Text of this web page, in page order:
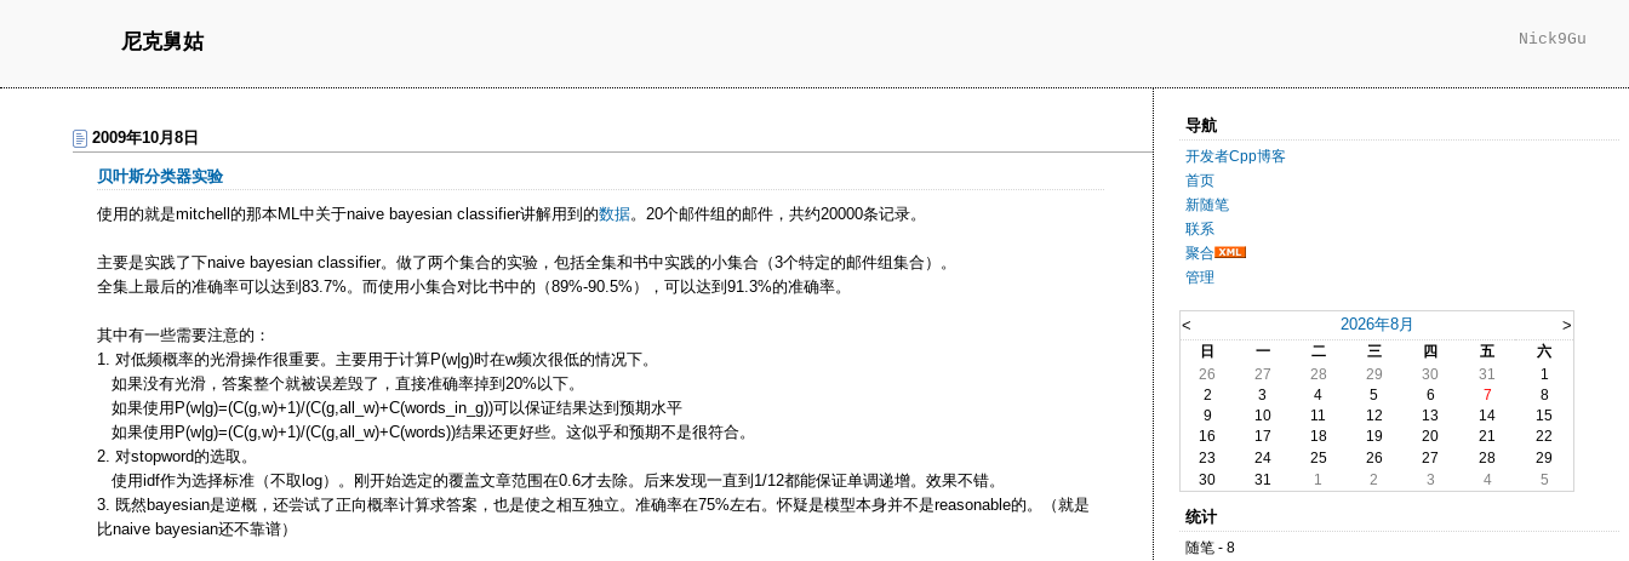
尼克舅姑 Nick9Gu
2009年10月8日
贝叶斯分类器实验
使用的就是mitchell的那本ML中关于naive bayesian classifier讲解用到的数据。20个邮件组的邮件，共约20000条记录。
主要是实践了下naive bayesian classifier。做了两个集合的实验，包括全集和书中实践的小集合（3个特定的邮件组集合）。
全集上最后的准确率可以达到83.7%。而使用小集合对比书中的（89%-90.5%），可以达到91.3%的准确率。
其中有一些需要注意的：
1. 对低频概率的光滑操作很重要。主要用于计算P(w|g)时在w频次很低的情况下。
如果没有光滑，答案整个就被误差毁了，直接准确率掉到20%以下。
如果使用P(w|g)=(C(g,w)+1)/(C(g,all_w)+C(words_in_g))可以保证结果达到预期水平
如果使用P(w|g)=(C(g,w)+1)/(C(g,all_w)+C(words))结果还更好些。这似乎和预期不是很符合。
2. 对stopword的选取。
使用idf作为选择标准（不取log）。刚开始选定的覆盖文章范围在0.6才去除。后来发现一直到1/12都能保证单调递增。效果不错。
3. 既然bayesian是逆概，还尝试了正向概率计算求答案，也是使之相互独立。准确率在75%左右。怀疑是模型本身并不是reasonable的。（就是
比naive bayesian还不靠谱）
导航
开发者Cpp博客
首页
新随笔
联系
聚合
管理
< 2026年8月 >
日 一 二 三 四 五
六
26
27 28 29 30 31
1
2
3 4 5 6 7
8
9
10 11 12 13 14
15
16
17 18 19 20 21
22
23
24 25 26 27 28
29
30
31 1 2 3 4 5
统计
随笔 - 8